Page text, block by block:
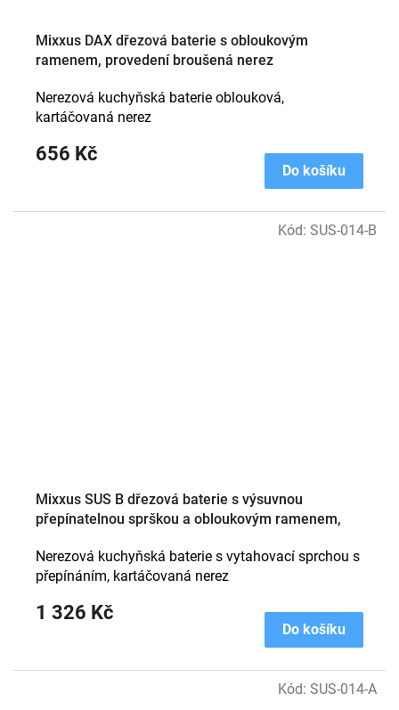
Mixxus DAX dřezová baterie s obloukovým
ramenem, provedení broušená nerez
656 Kč
Do košíku
Nerezová kuchyňská baterie oblouková,
kartáčovaná nerez
Mixxus SUS B dřezová baterie s výsuvnou
přepínatelnou sprškou a obloukovým ramenem,
1 326 Kč
Do košíku
Nerezová kuchyňská baterie s vytahovací sprchou s
přepínáním, kartáčovaná nerez
Kód: SUS-014-B
Kód: SUS-014-A